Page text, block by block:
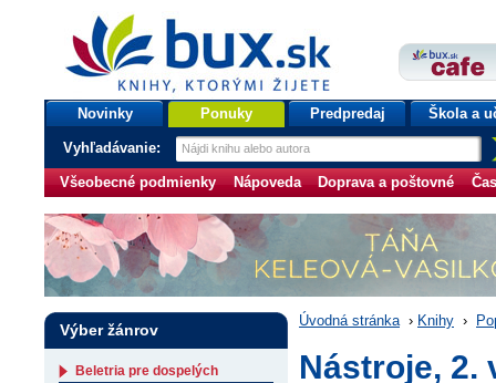
bux.sk
knihy, ktorými žijete
Úvodná stránka
Novinky Ponuky Predpredaj Škola a
Vyhľadávanie:
Všeobecné podmienky Nápoveda Doprava a poštovné
Úvodná stránka › Knihy ›
Nástroje, 2.
Výber žánrov
Beletria pre dospelých